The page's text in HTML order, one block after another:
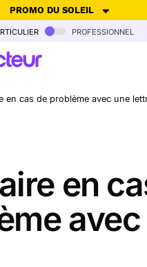
PROMO DU SOLEIL
avec le code SUMMER26pour
professionnel
en cas de problème avec une
en